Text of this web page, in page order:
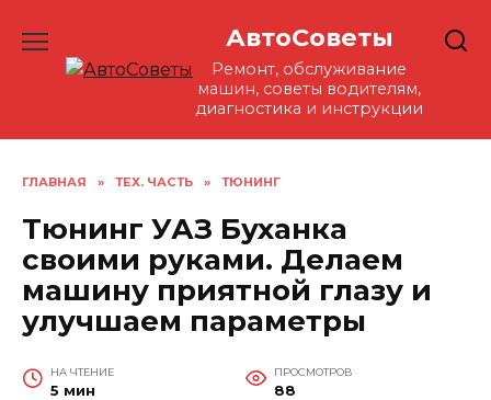
содержанию
АвтоСоветы
Ремонт, обслуживание
машин, советы водителям,
диагностика и инструкции
ГЛАВНАЯ » ТЕХ. ЧАСТЬ » ТЮНИНГ
Тюнинг УАЗ Буханка
своими руками. Делаем
машину приятной глазу и
улучшаем параметры
НА ЧТЕНИЕ
5 мин
ПРОСМОТРОВ
88